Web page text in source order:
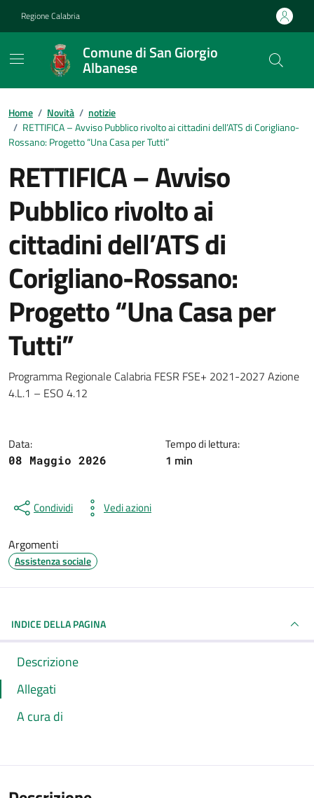
Regione Calabria
Comune di San Giorgio
Albanese
Home / Novità / notizie
/ RETTIFICA – Avviso Pubblico rivolto ai cittadini dell’ATS di Corigliano-
Rossano: Progetto “Una Casa per Tutti”
RETTIFICA – Avviso
Pubblico rivolto ai
cittadini dell’ATS di
Corigliano-Rossano:
Progetto “Una Casa per
Tutti”
Dettagli della notizia
Programma Regionale Calabria FESR FSE+ 2021-2027 Azione
4.L.1 – ESO 4.12
Data:
08 Maggio 2026
Tempo di lettura:
1 min
Condividi Vedi azioni
Argomenti
Assistenza sociale
INDICE DELLA PAGINA
Descrizione
Allegati
A cura di